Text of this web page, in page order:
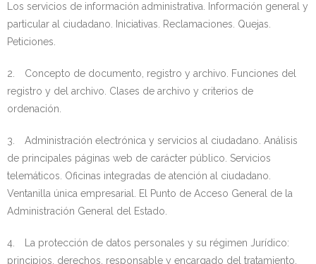
Los servicios de información administrativa. Información general y
particular al ciudadano. Iniciativas. Reclamaciones. Quejas.
Peticiones.
2. Concepto de documento, registro y archivo. Funciones del
registro y del archivo. Clases de archivo y criterios de
ordenación.
3. Administración electrónica y servicios al ciudadano. Análisis
de principales páginas web de carácter público. Servicios
telemáticos. Oficinas integradas de atención al ciudadano.
Ventanilla única empresarial. El Punto de Acceso General de la
Administración General del Estado.
4. La protección de datos personales y su régimen Jurídico:
principios, derechos, responsable y encargado del tratamiento,